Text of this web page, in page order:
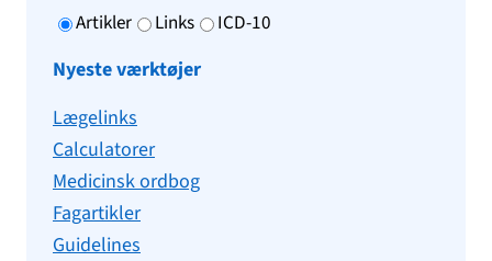
Artikler Links
ICD-10
Nyeste værktøjer
Lægelinks
Calculatorer
Medicinsk ordbog
Fagartikler
Guidelines